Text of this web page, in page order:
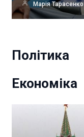
Марія Тарасенко
Політика
Економіка